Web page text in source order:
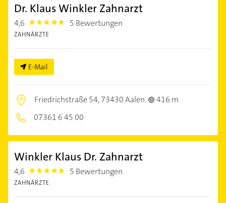
Dr. Klaus Winkler Zahnarzt
4,6 4.6 5 Bewertungen
ZAHNÄRZTE
E-Mail
Friedrichstraße 54,73430 Aalen
416 m
07361 6 45 00
Winkler Klaus Dr. Zahnarzt
4,6 4.6 5 Bewertungen
ZAHNÄRZTE